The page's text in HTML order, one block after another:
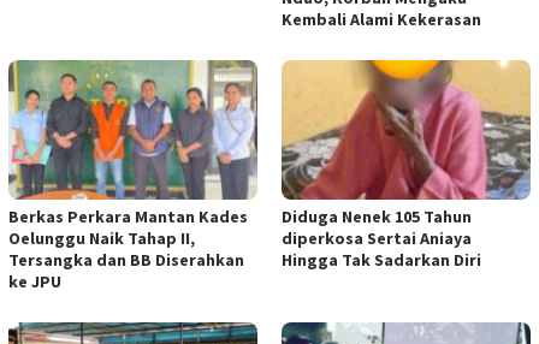
Kembali Alami Kekerasan
Berkas Perkara Mantan Kades
Oelunggu Naik Tahap II,
Tersangka dan BB Diserahkan
ke JPU
Diduga Nenek 105 Tahun
diperkosa Sertai Aniaya
Hingga Tak Sadarkan Diri